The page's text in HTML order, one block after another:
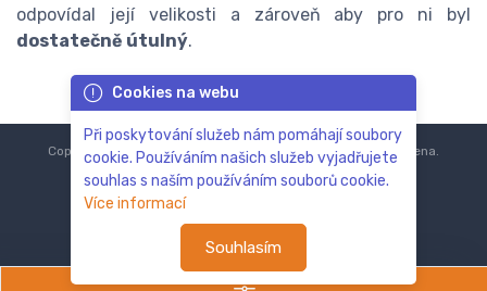
odpovídal její velikosti a zároveň aby pro ni byl
dostatečně útulný.
Cookies na webu
Při poskytování služeb nám pomáhají soubory
cookie. Používáním našich služeb vyjadřujete
souhlas s naším používáním souborů cookie.
Více informací
Souhlasím
Copyright © 2018-2024ZoOo.cz®Všechna práva vyhrazena.